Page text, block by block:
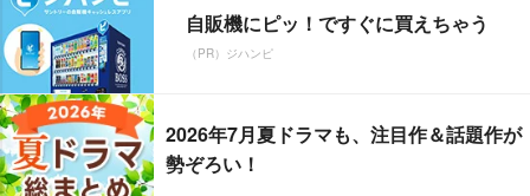
自販機にピッ！ですぐに買えちゃう
（PR）ジハンピ
2026年7月夏ドラマも、注目作＆話題作が
勢ぞろい！